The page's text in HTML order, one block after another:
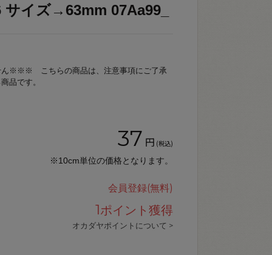
イズ→63mm 07Aa99_
※※※ こちらの商品は、注意事項にご了承
品です。
37 円 (税込)
※10cm単位の価格となります。
会員登録(無料)
1ポイント獲得
オカダヤポイントについて >